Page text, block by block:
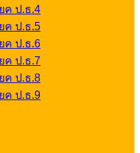
ค ป.ธ.4
ค ป.ธ.5
ค ป.ธ.6
ค ป.ธ.7
ค ป.ธ.8
ค ป.ธ.9